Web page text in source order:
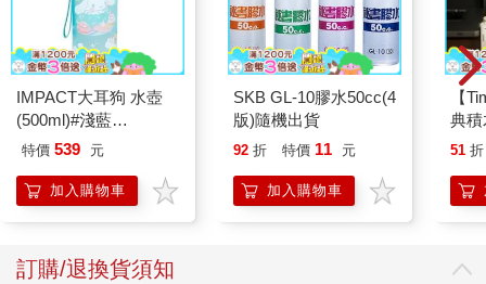
IMPACT大耳狗 水壺
(500ml)#淺藍
IMCMB01LB
特價 539 元
加入購物車
SKB GL-10膠水50cc(4
版)隨機出貨
92 折 特價 11 元
加入購物車
【
典
51 折
訂購/退換貨須知